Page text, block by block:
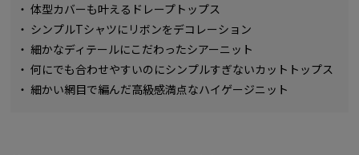
・ 体型カバーも叶えるドレープトップス
・ シンプルTシャツにリボンをデコレーション
・ 細かなディテールにこだわったシアーニット
・ 何にでも合わせやすいのにシンプルすぎないカットトップス
・ 細かい網目で編んだ高級感満点なハイゲージニット